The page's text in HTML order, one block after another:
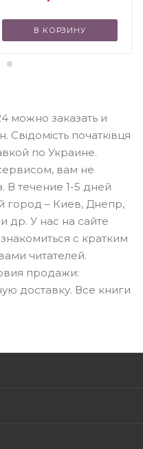
В КОРЗИНУ
можно заказать и
Свідомість початківця
по Украине.
вам не
В течение 1-5 дней
город – Киев, Днепр,
др. У нас на сайте
с кратким
читателей.
продажи:
доставку. Все книги